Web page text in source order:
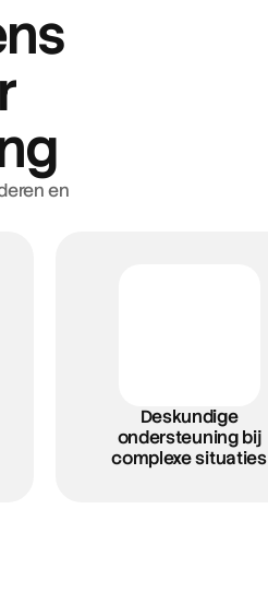
en
Deskundige
ondersteuning bij
complexe situaties